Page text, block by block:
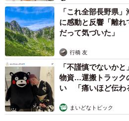
相談に携わる。2022年に北摂パー
し、相続手続き、遺言支援、ペッ
ともに、同じ道を目指す行政書士
る。
「これ全部長野県
に感動と反響「離
だって気づいた」
行橋 友
「不謹慎でないか
物資…運搬トラック
い 「痛いほど伝わ
まいどなトピック